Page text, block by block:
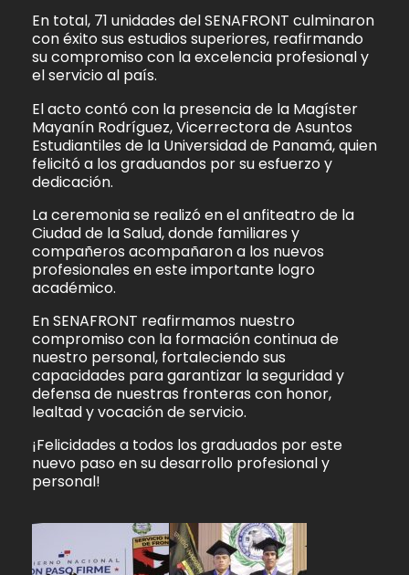
En total, 71 unidades del SENAFRONT culminaron
con éxito sus estudios superiores, reafirmando
su compromiso con la excelencia profesional y
el servicio al país.
El acto contó con la presencia de la Magíster
Mayanín Rodríguez, Vicerrectora de Asuntos
Estudiantiles de la Universidad de Panamá, quien
felicitó a los graduandos por su esfuerzo y
dedicación.
La ceremonia se realizó en el anfiteatro de la
Ciudad de la Salud, donde familiares y
compañeros acompañaron a los nuevos
profesionales en este importante logro
académico.
En SENAFRONT reafirmamos nuestro
compromiso con la formación continua de
nuestro personal, fortaleciendo sus
capacidades para garantizar la seguridad y
defensa de nuestras fronteras con honor,
lealtad y vocación de servicio.
¡Felicidades a todos los graduados por este
nuevo paso en su desarrollo profesional y
personal!